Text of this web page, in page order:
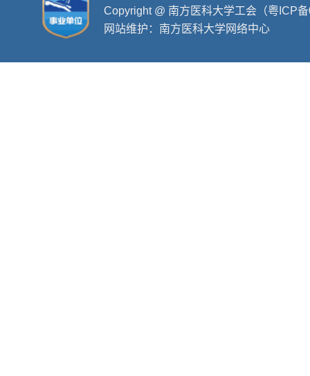
Copyright @ 南方医科大学工会（粤ICP
网站维护：南方医科大学网络中心